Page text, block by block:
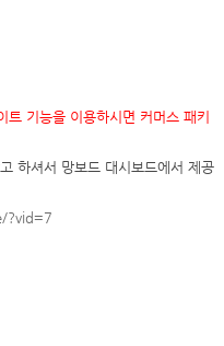
트 기능을 이용하시면 커머스 패키
하셔서 망보드 대시보드에서 제공
?vid=7